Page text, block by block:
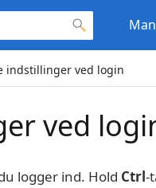
indstillinger ved login
ved
logger ind. Hold Ctrl-